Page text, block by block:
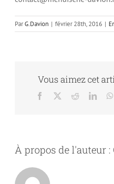
ParG.Davion | février 28th, 2016 |
Vous aimez cet
Facebook Reddit
À propos de l'auteur :